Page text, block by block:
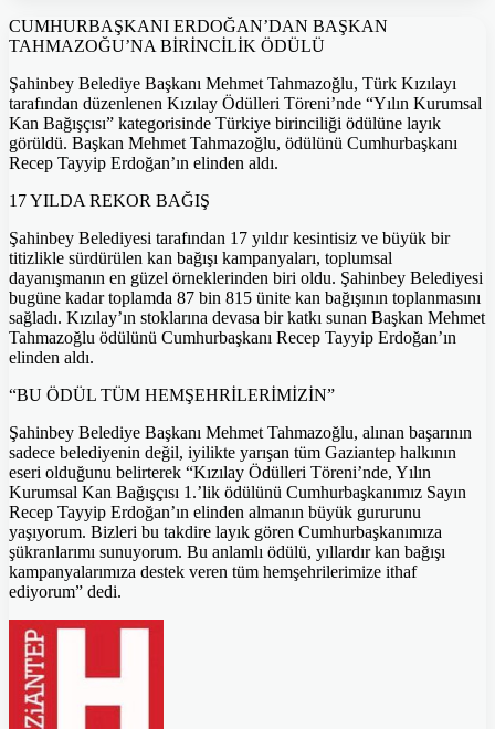
CUMHURBAŞKANI ERDOĞAN’DAN BAŞKAN
TAHMAZOĞU’NA BİRİNCİLİK ÖDÜLÜ
Şahinbey Belediye Başkanı Mehmet Tahmazoğlu, Türk Kızılayı
tarafından düzenlenen Kızılay Ödülleri Töreni’nde “Yılın Kurumsal
Kan Bağışçısı” kategorisinde Türkiye birinciliği ödülüne layık
görüldü. Başkan Mehmet Tahmazoğlu, ödülünü Cumhurbaşkanı
Recep Tayyip Erdoğan’ın elinden aldı.
17 YILDA REKOR BAĞIŞ
Şahinbey Belediyesi tarafından 17 yıldır kesintisiz ve büyük bir
titizlikle sürdürülen kan bağışı kampanyaları, toplumsal
dayanışmanın en güzel örneklerinden biri oldu. Şahinbey Belediyesi
bugüne kadar toplamda 87 bin 815 ünite kan bağışının toplanmasını
sağladı. Kızılay’ın stoklarına devasa bir katkı sunan Başkan Mehmet
Tahmazoğlu ödülünü Cumhurbaşkanı Recep Tayyip Erdoğan’ın
elinden aldı.
“BU ÖDÜL TÜM HEMŞEHRİLERİMİZİN”
Şahinbey Belediye Başkanı Mehmet Tahmazoğlu, alınan başarının
sadece belediyenin değil, iyilikte yarışan tüm Gaziantep halkının
eseri olduğunu belirterek “Kızılay Ödülleri Töreni’nde, Yılın
Kurumsal Kan Bağışçısı 1.’lik ödülünü Cumhurbaşkanımız Sayın
Recep Tayyip Erdoğan’ın elinden almanın büyük gururunu
yaşıyorum. Bizleri bu takdire layık gören Cumhurbaşkanımıza
şükranlarımı sunuyorum. Bu anlamlı ödülü, yıllardır kan bağışı
kampanyalarımıza destek veren tüm hemşehrilerimize ithaf
ediyorum” dedi.